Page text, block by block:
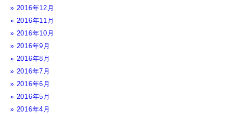
2016年12月
2016年11月
2016年10月
2016年9月
2016年8月
2016年7月
2016年6月
2016年5月
2016年4月